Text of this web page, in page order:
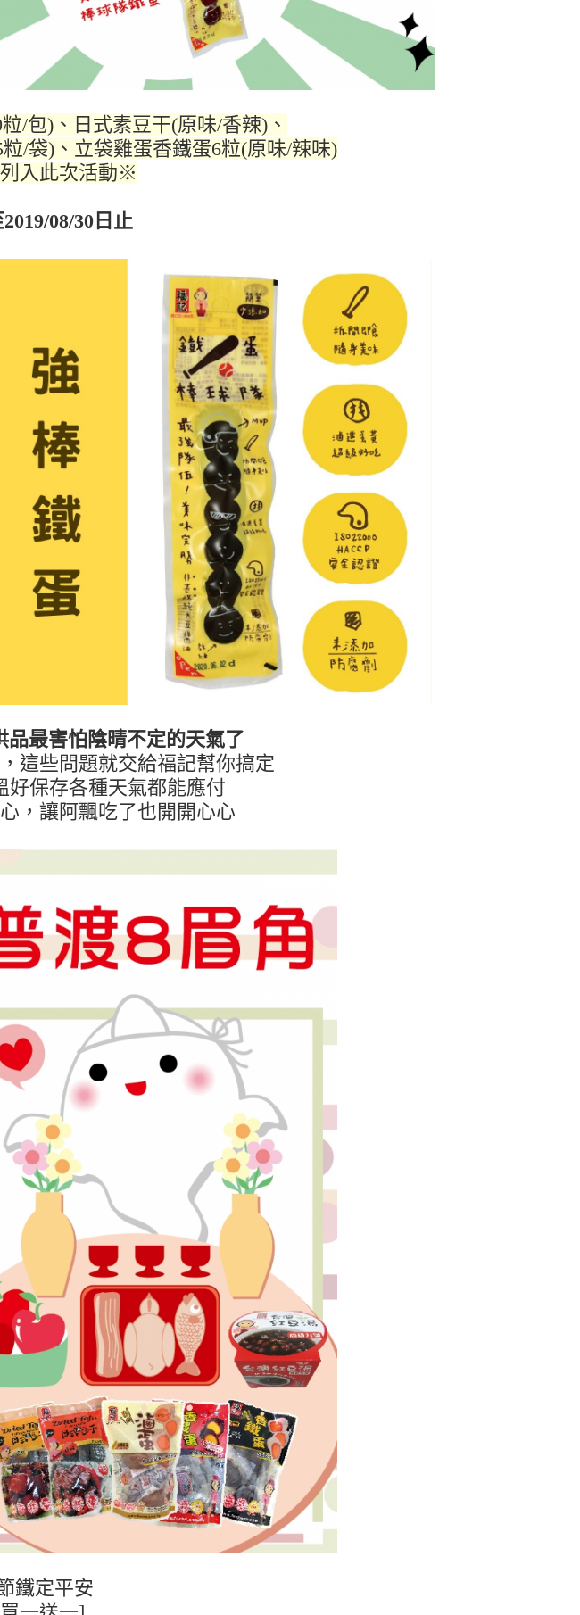
/包)、日式素豆干(原味/香辣)、
/袋)、立袋雞蛋香鐵蛋6粒(原味/辣味)
入此次活動※
08/30日止
品最害怕陰晴不定的天氣了
這些問題就交給福記幫你搞定
好保存各種天氣都能應付
，讓阿飄吃了也開開心心
鐵定平安